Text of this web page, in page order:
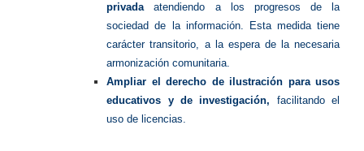
privadaatendiendo a los progresos de la
sociedad de la información. Esta medida tiene
carácter transitorio, a la espera de la necesaria
armonización comunitaria.
Ampliar el derecho de ilustración para usos
educativos y de investigación, facilitando el
uso de licencias.